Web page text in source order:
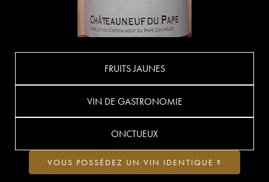
FRUITS JAUNES
VIN DE GASTRONOMIE
ONCTUEUX
VOUS POSSÉDEZ UN VIN IDENTIQUE ?